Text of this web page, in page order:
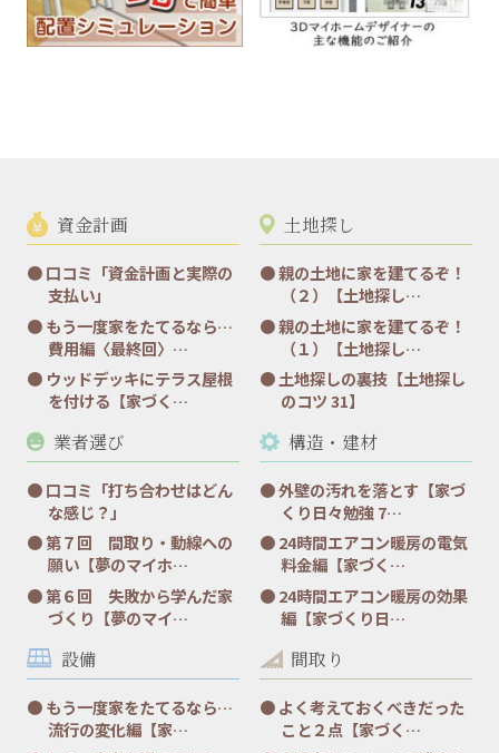
資金計画
口コミ「資金計画と実際の
支払い」
もう一度家をたてるなら…
費用編〈最終回〉…
ウッドデッキにテラス屋根
を付ける【家づく…
土地探し
親の土地に家を建てるぞ！
（２）【土地探し…
親の土地に家を建てるぞ！
（１）【土地探し…
土地探しの裏技【土地探し
のコツ 31】
業者選び
口コミ「打ち合わせはどん
な感じ？」
第７回 間取り・動線への
願い【夢のマイホ…
第６回 失敗から学んだ家
づくり【夢のマイ…
構造・建材
外壁の汚れを落とす【家づ
くり日々勉強 7…
24時間エアコン暖房の電気
料金編【家づく…
24時間エアコン暖房の効果
編【家づくり日…
設備
もう一度家をたてるなら…
流行の変化編【家…
間取り
よく考えておくべきだった
こと２点【家づく…